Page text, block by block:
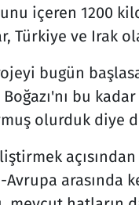
içeren 1200
Türkiye ve Irak
bugün
bu
olurduk diye
Avrupa arasında